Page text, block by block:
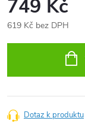
749 Kč
619 Kč bez DPH
Dotaz k produktu